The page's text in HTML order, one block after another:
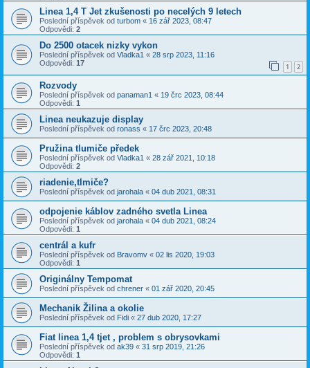
Linea 1,4 T Jet zkušenosti po necelých 9 letech
Poslední příspěvek od turbom « 16 zář 2023, 08:47
Odpovědi: 2
Do 2500 otacek nizky vykon
Poslední příspěvek od Vladka1 « 28 srp 2023, 11:16
Odpovědi: 17 1 2
Rozvody
Poslední příspěvek od panaman1 « 19 črc 2023, 08:44
Odpovědi: 1
Linea neukazuje display
Poslední příspěvek od ronass « 17 črc 2023, 20:48
Pružina tlumiče předek
Poslední příspěvek od Vladka1 « 28 zář 2021, 10:18
Odpovědi: 2
riadenie,tlmiče?
Poslední příspěvek od jarohala « 04 dub 2021, 08:31
odpojenie káblov zadného svetla Linea
Poslední příspěvek od jarohala « 04 dub 2021, 08:24
Odpovědi: 1
centrál a kufr
Poslední příspěvek od Bravomv « 02 lis 2020, 19:03
Odpovědi: 1
Originálny Tempomat
Poslední příspěvek od chrener « 01 zář 2020, 20:45
Mechanik Žilina a okolie
Poslední příspěvek od Fidi « 27 dub 2020, 17:27
Fiat linea 1,4 tjet , problem s obrysovkami
Poslední příspěvek od ak39 « 31 srp 2019, 21:26
Odpovědi: 1